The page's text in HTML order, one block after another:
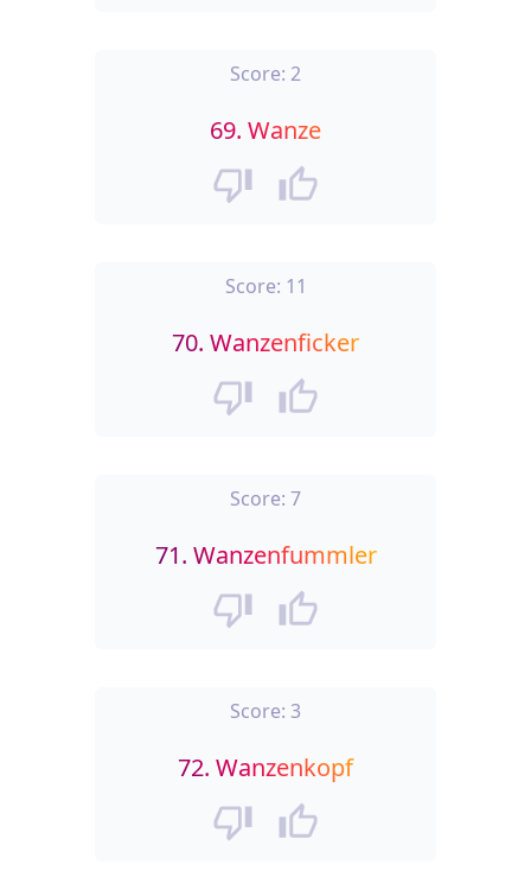
Score: 2
69. Wanze
Score: 11
70. Wanzenficker
Score: 7
71. Wanzenfummler
Score: 3
72. Wanzenkopf